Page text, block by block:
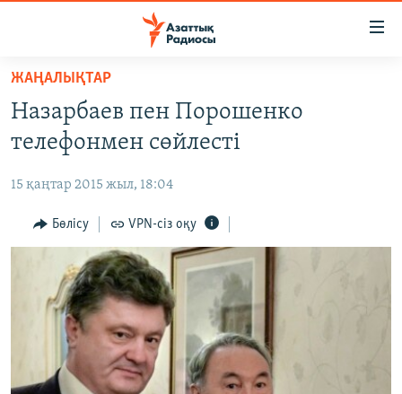
Skip
main
content
to
Navigation
Skip
ЖАҢАЛЫҚТАР
САЯСАТ
AZATTYQTV
ҚАҢТАР ОҚИҒАСЫ
АДАМ ҚҰҚЫҚТАРЫ
АРНАЙЫ ЖОБАЛАР
Русский
ЖАҢАЛЫҚТАР
Назарбаев пен Порошенко
телефонмен сөйлесті
15 қаңтар 2015 жыл, 18:04
Бөлісу VPN-сіз оқу